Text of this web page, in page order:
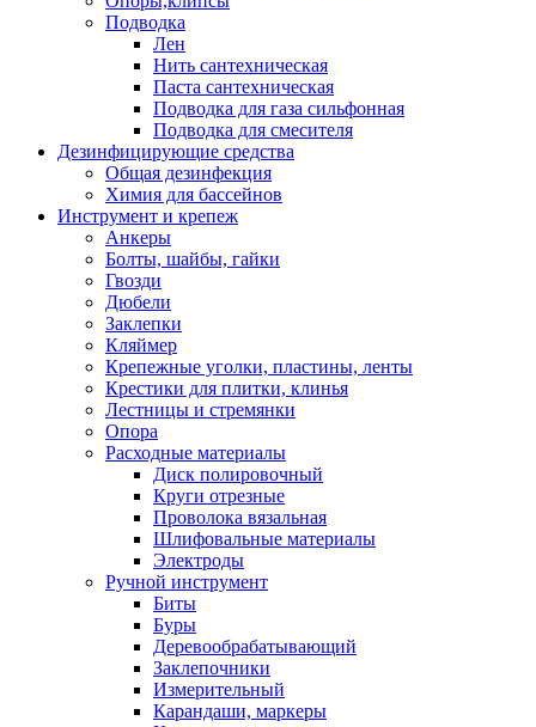
Подводка
Лен
Нить сантехническая
Паста сантехническая
Подводка для газа сильфонная
Подводка для смесителя
Дезинфицирующие средства
Общая дезинфекция
Химия для бассейнов
Инструмент и крепеж
Анкеры
Болты, шайбы, гайки
Гвозди
Дюбели
Заклепки
Кляймер
Крепежные уголки, пластины, ленты
Крестики для плитки, клинья
Лестницы и стремянки
Опора
Расходные материалы
Диск полировочный
Круги отрезные
Проволока вязальная
Шлифовальные материалы
Электроды
Ручной инструмент
Биты
Буры
Деревообрабатывающий
Заклепочники
Измерительный
Карандаши, маркеры